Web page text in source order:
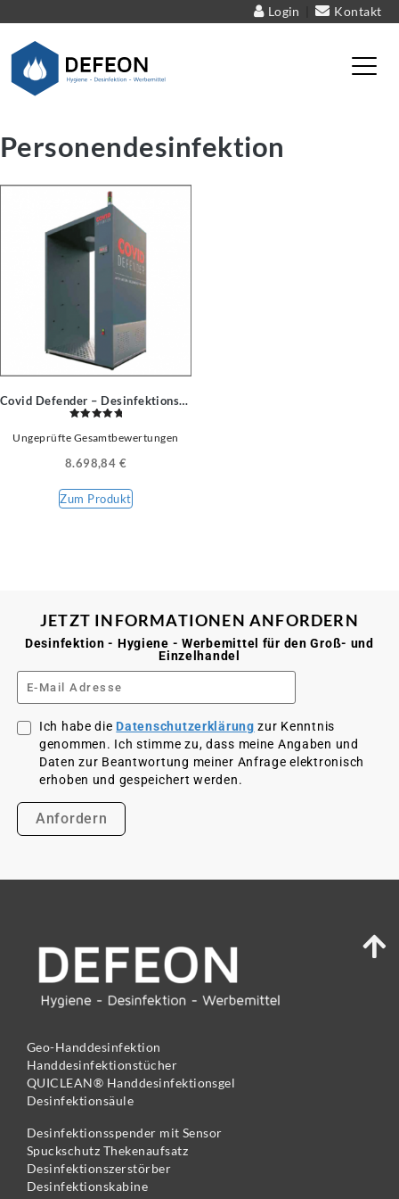
Login Kontakt
Personendesinfektion
Covid Defender – Desinfektionskabine
mit
Ungeprüfte Gesamtbewertungen
8.698,84 €
Zum Produkt
JETZT INFORMATIONEN ANFORDERN
Desinfektion - Hygiene - Werbemittel für den Groß- und
Einzelhandel
Ich habe die Datenschutzerklärung zur Kenntnis
genommen. Ich stimme zu, dass meine Angaben und
Daten zur Beantwortung meiner Anfrage elektronisch
erhoben und gespeichert werden.
Geo-Handdesinfektion
Handdesinfektionstücher
QUICLEAN® Handdesinfektionsgel
Desinfektionsäule
Desinfektionsspender mit Sensor
Spuckschutz Thekenaufsatz
Desinfektionszerstörber
Desinfektionskabine